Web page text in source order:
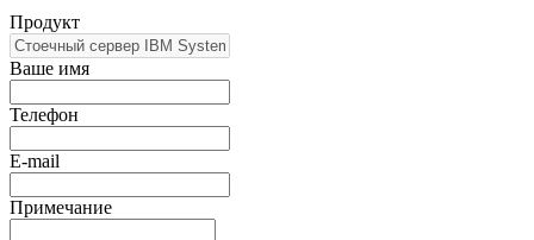
Продукт
Ваше имя
Телефон
E-mail
Примечание